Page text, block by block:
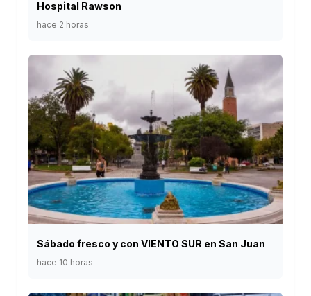
Hospital Rawson
hace 2 horas
Sábado fresco y con VIENTO SUR en San Juan
hace 10 horas